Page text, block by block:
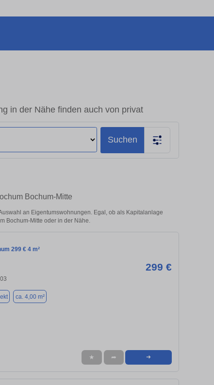
in der Nähe finden auch von privat
Suchen
Bochum-Mitte
an Eigentumswohnungen. Egal, ob als Kapitalanlage
Bochum-Mitte oder in der Nähe.
299 € 4 m²
299 €
ca. 4,00 m²
★ ➦ ➜